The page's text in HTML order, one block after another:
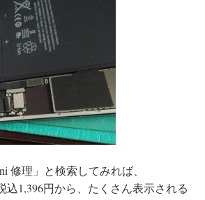
修理」と検索してみれば、
込1,396円から、たくさん表示される